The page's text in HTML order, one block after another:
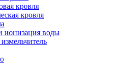
кровля
кровля
ионизация воды